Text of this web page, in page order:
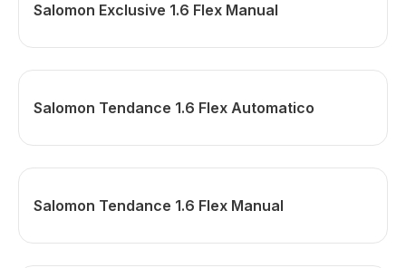
Salomon Exclusive 1.6 Flex Manual
Salomon Tendance 1.6 Flex Automatico
Salomon Tendance 1.6 Flex Manual